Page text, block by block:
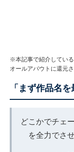
※本記事で紹介してい
オールアバウトに還元
「まず作品名
どこかでチェ
を全力でさ